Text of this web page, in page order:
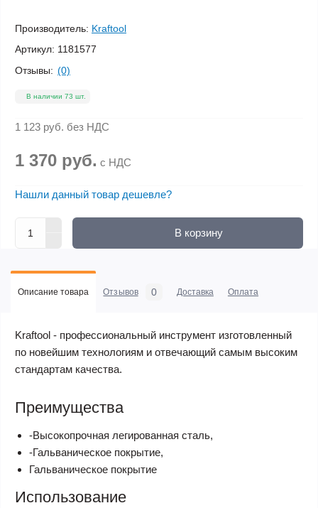
Производитель: Kraftool
Артикул: 1181577
Отзывы: (0)
В наличии 73 шт.
1 123 руб. без НДС
1 370 руб. с НДС
Нашли данный товар дешевле?
В корзину
Описание товара Отзывов 0 Доставка Оплата
Kraftool - профессиональный инструмент изготовленный
по новейшим технологиям и отвечающий самым высоким
стандартам качества.
Преимущества
-Высокопрочная легированная сталь,
-Гальваническое покрытие,
Гальваническое покрытие
Использование